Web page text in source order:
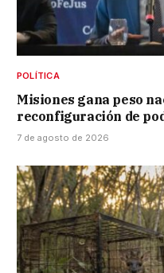
POLÍTICA
Misiones gana peso
reconfiguración de
7 de agosto de 2026